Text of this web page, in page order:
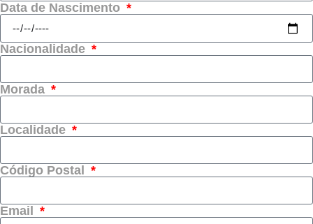
Data de Nascimento
Nacionalidade
Morada
Localidade
Código Postal
Email